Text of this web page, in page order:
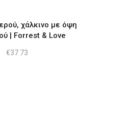
χάλκινο με όψη
| Forrest & Love
€37.73